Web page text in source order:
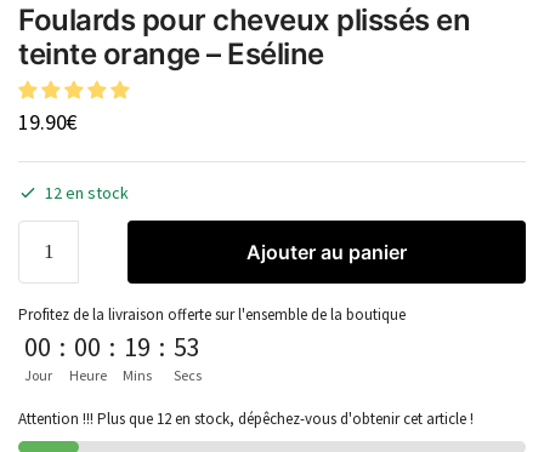
Foulards pour cheveux plissés en
teinte orange – Eséline
19.90€
12 en stock
Ajouter au panier
Profitez de la livraison offerte sur l'ensemble de la boutique
00
Jour
: 00
Heure
: 19
Mins
: 53
Secs
Attention !!! Plus que 12 en stock, dépêchez-vous d'obtenir cet article !